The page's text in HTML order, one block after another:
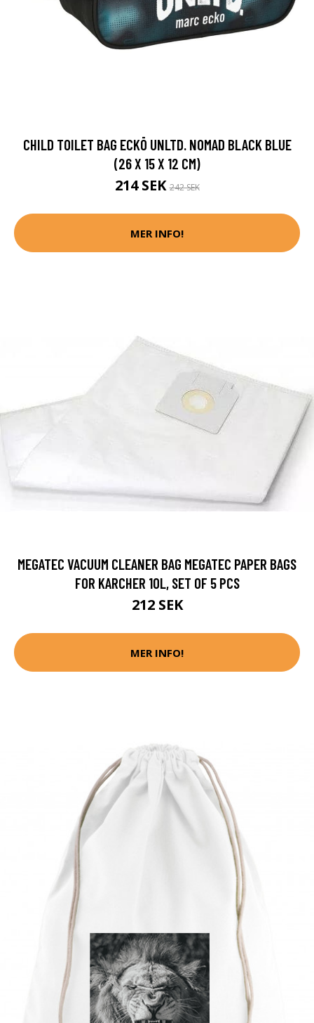
CHILD TOILET BAG ECKŌ UNLTD. NOMAD BLACK BLUE
(26 X 15 X 12 CM)
214 SEK242 SEK
MER INFO!
MEGATEC VACUUM CLEANER BAG MEGATEC PAPER BAGS
FOR KARCHER 10L, SET OF 5 PCS
212 SEK
MER INFO!